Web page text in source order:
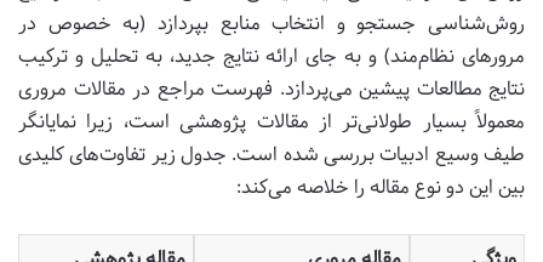
روش‌شناسی جستجو و انتخاب منابع بپردازد (به خصوص در
مرورهای نظام‌مند) و به جای ارائه نتایج جدید، به تحلیل و ترکیب
نتایج مطالعات پیشین می‌پردازد. فهرست مراجع در مقالات مروری
معمولاً بسیار طولانی‌تر از مقالات پژوهشی است، زیرا نمایانگر
طیف وسیع ادبیات بررسی شده است. جدول زیر تفاوت‌های کلیدی
بین این دو نوع مقاله را خلاصه می‌کند: